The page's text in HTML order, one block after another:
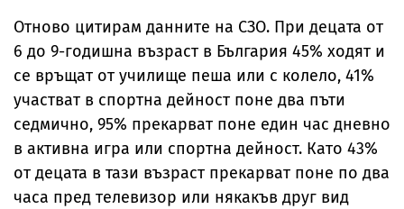
Отново цитирам данните на СЗО. При децата от
6 до 9-годишна възраст в България 45% ходят и
се връщат от училище пеша или с колело, 41%
участват в спортна дейност поне два пъти
седмично, 95% прекарват поне един час дневно
в активна игра или спортна дейност. Като 43%
от децата в тази възраст прекарват поне по два
часа пред телевизор или някакъв друг вид